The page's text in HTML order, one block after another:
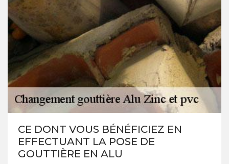
CE DONT VOUS BÉNÉFICIEZ EN
EFFECTUANT LA POSE DE
GOUTTIÈRE EN ALU